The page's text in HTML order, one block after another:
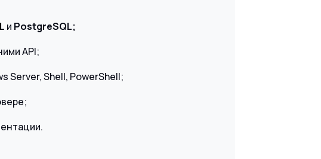
и PostgreSQL;
API;
Server, Shell, PowerShell;